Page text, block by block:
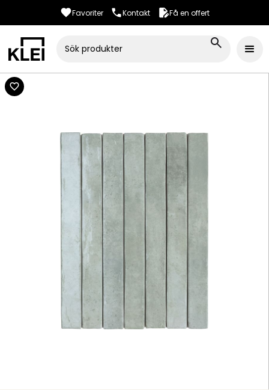
Favoriter Kontakt Få en offert